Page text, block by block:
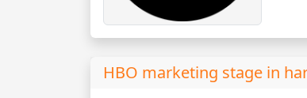
HBO marketing stage in